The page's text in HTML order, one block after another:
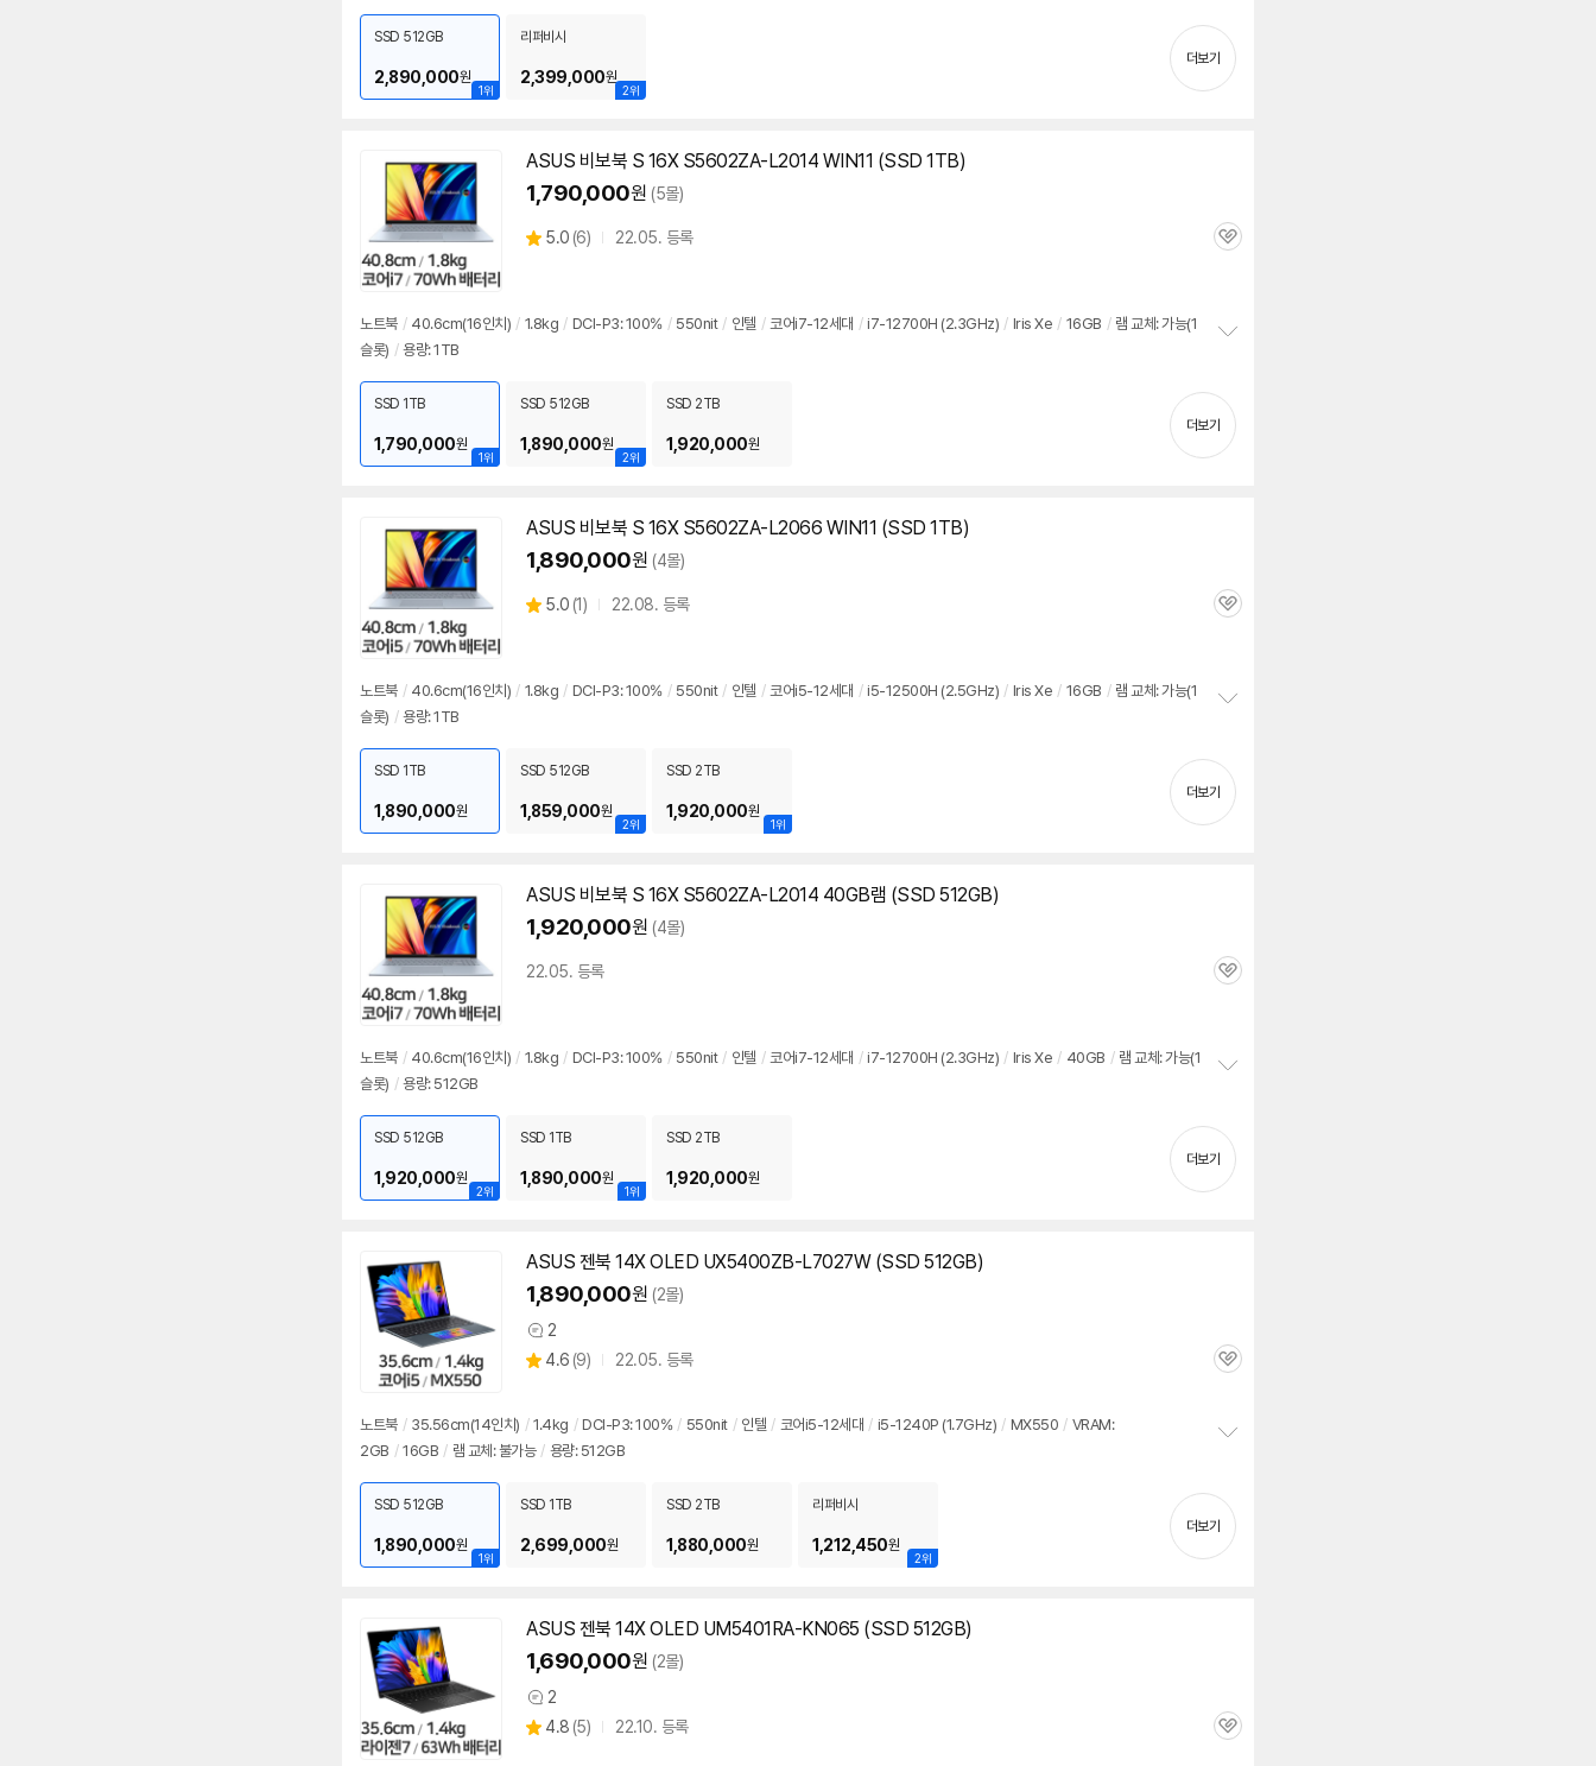
치
기
1위
SSD 512GB
2,890,000원
2위
리퍼비시
2,399,000원
더보기
ASUS 비보북 S 16X S5602ZA-L2014 WIN11 (SSD 1TB)
1,790,000원 (5몰)
별
5.0 (상
뷰
6) 22.05. 등록
관
노트북 / 40.6cm(16인치) / 1.8kg / DCI-P3: 100% / 550nit / 인텔 / 코어i7-12세대 / i7-12700H (2.3GHz) / Iris Xe / 16GB / 램 교체: 가능(1
슬롯) / 용량: 1TB
치
기
1위
SSD 1TB
1,790,000원
2위
SSD 512GB
1,890,000원
SSD 2TB
1,920,000원
더보기
ASUS 비보북 S 16X S5602ZA-L2066 WIN11 (SSD 1TB)
1,890,000원 (4몰)
별
5.0 (상
뷰
1) 22.08. 등록
관
노트북 / 40.6cm(16인치) / 1.8kg / DCI-P3: 100% / 550nit / 인텔 / 코어i5-12세대 / i5-12500H (2.5GHz) / Iris Xe / 16GB / 램 교체: 가능(1
슬롯) / 용량: 1TB
치
기
SSD 1TB
1,890,000원
2위
SSD 512GB
1,859,000원
1위
SSD 2TB
1,920,000원
더보기
ASUS 비보북 S 16X S5602ZA-L2014 40GB램 (SSD 512GB)
1,920,000원 (4몰)
22.05. 등록
관
노트북 / 40.6cm(16인치) / 1.8kg / DCI-P3: 100% / 550nit / 인텔 / 코어i7-12세대 / i7-12700H (2.3GHz) / Iris Xe / 40GB / 램 교체: 가능(1
슬롯) / 용량: 512GB
치
기
2위
SSD 512GB
1,920,000원
1위
SSD 1TB
1,890,000원
SSD 2TB
1,920,000원
더보기
ASUS 젠북 14X OLED UX5400ZB-L7027W (SSD 512GB)
1,890,000원 (2몰)
상
품
2
별
4.6 (상
9) 22.05. 등록
관
노트북 / 35.56cm(14인치) / 1.4kg / DCI-P3: 100% / 550nit / 인텔 / 코어i5-12세대 / i5-1240P (1.7GHz) / MX550 / VRAM:
2GB / 16GB / 램 교체: 불가능 / 용량: 512GB
치
기
1위
SSD 512GB
1,890,000원
SSD 1TB
2,699,000원
SSD 2TB
1,880,000원
2위
리퍼비시
1,212,450원
더보기
ASUS 젠북 14X OLED UM5401RA-KN065 (SSD 512GB)
1,690,000원 (2몰)
상
품
2
별
4.8 (상
5) 22.10. 등록
관